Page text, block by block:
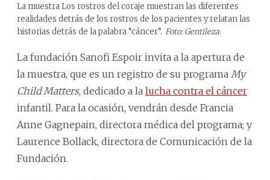
La muestra Los rostros del coraje muestran las diferentes
realidades detrás de los rostros de los pacientes y relatan las
historias detrás de la palabra “cáncer”. Foto: Gentileza.
La fundación Sanofi Espoir invita a la apertura de
la muestra, que es un registro de su programa My
Child Matters, dedicado a la lucha contra el cáncer
infantil. Para la ocasión, vendrán desde Francia
Anne Gagnepain, directora médica del programa; y
Laurence Bollack, directora de Comunicación de la
Fundación.